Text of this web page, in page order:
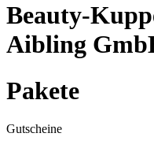
Beauty-
Aibling
Pakete
Gutscheine